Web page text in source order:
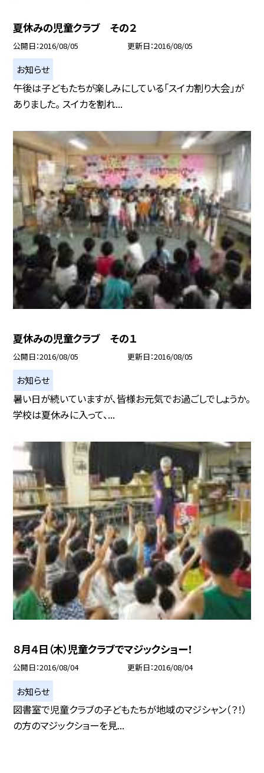
夏休みの児童クラブ その２
公開日 2016/08/05 更新日 2016/08/05
お知らせ
午後は子どもたちが楽しみにしている「スイカ割り大会」が
ありました。 スイカを割れ...
夏休みの児童クラブ その１
公開日 2016/08/05 更新日 2016/08/05
お知らせ
暑い日が続いていますが、皆様お元気でお過ごしでしょうか。
学校は夏休みに入って、...
８月４日（木）児童クラブでマジックショー！
公開日 2016/08/04 更新日 2016/08/04
お知らせ
図書室で児童クラブの子どもたちが地域のマジシャン（？！）
の方のマジックショーを見...